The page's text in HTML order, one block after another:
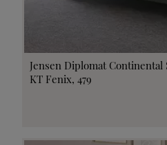
Jensen Diplomat Continental
KT Fenix, 479